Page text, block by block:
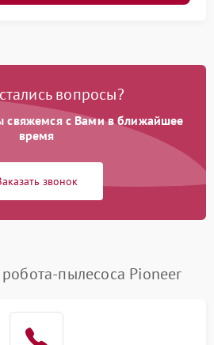
вопросы?
свяжемся с Вами в ближайшее
время
звонок
пылесоса Pioneer